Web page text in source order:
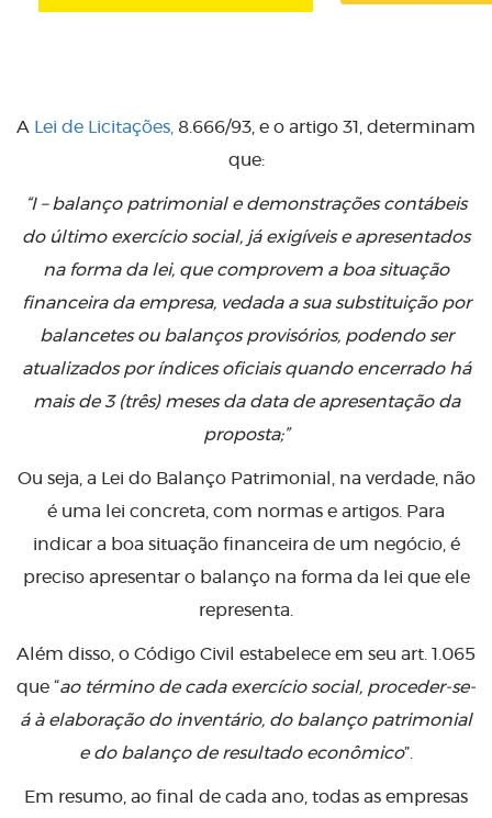
A Lei de Licitações, 8.666/93, e o artigo 31, determinam
que:
“I – balanço patrimonial e demonstrações contábeis
do último exercício social, já exigíveis e apresentados
na forma da lei, que comprovem a boa situação
financeira da empresa, vedada a sua substituição por
balancetes ou balanços provisórios, podendo ser
atualizados por índices oficiais quando encerrado há
mais de 3 (três) meses da data de apresentação da
proposta;”
Ou seja, a Lei do Balanço Patrimonial, na verdade, não
é uma lei concreta, com normas e artigos. Para
indicar a boa situação financeira de um negócio, é
preciso apresentar o balanço na forma da lei que ele
representa.
Além disso, o Código Civil estabelece em seu art. 1.065
que “ao término de cada exercício social, proceder-se-
á à elaboração do inventário, do balanço patrimonial
e do balanço de resultado econômico”.
Em resumo, ao final de cada ano, todas as empresas